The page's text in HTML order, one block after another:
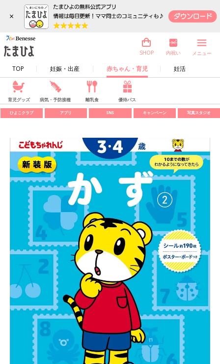
×
TOP 妊娠・出産 赤ちゃん・育児 妊活
SHOP 内祝い メニュー
育児グッズ 病気・予防接種 離乳食 優待パス
ひよこクラブ アプリ SNS キャンペーン 写真スタジオ